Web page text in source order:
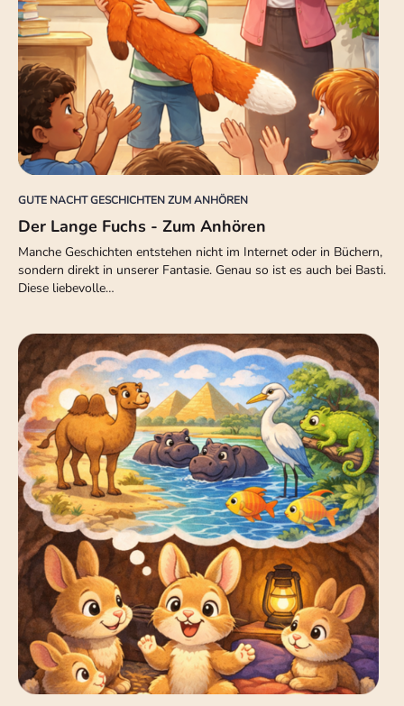
GUTE NACHT GESCHICHTEN ZUM ANHÖREN
Der Lange Fuchs - Zum Anhören
Manche Geschichten entstehen nicht im Internet oder in Büchern,
sondern direkt in unserer Fantasie. Genau so ist es auch bei Basti.
Diese liebevolle…